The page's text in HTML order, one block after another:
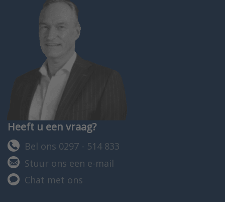
Heeft u een vraag?
Bel ons 0297 - 514 833
Stuur ons een e-mail
Chat met ons